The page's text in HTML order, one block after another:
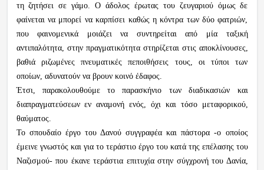
τη ζητήσει σε γάμο. Ο άδολος έρωτας του ζευγαριού όμως δε
φαίνεται να μπορεί να καρπίσει καθώς η κόντρα των δύο φατριών,
που φαινομενικά μοιάζει να συντηρείται από μία ταξική
αντιπαλότητα, στην πραγματικότητα στηρίζεται στις αποκλίνουσες,
βαθιά ριζωμένες πνευματικές πεποιθήσεις τους, οι τύποι των
οποίων, αδυνατούν να βρουν κοινό έδαφος.
Έτσι, παρακολουθούμε το παρασκήνιο των διαδικασιών και
διαπραγματεύσεων εν αναμονή ενός, όχι και τόσο μεταφορικού,
θαύματος.
Το σπουδαίο έργο του Δανού συγγραφέα και πάστορα -ο οποίος
έμεινε γνωστός και για το τεράστιο έργο του κατά της επέλασης του
Ναζισμού- που έκανε τεράστια επιτυχία στην σύγχρονή του Δανία,